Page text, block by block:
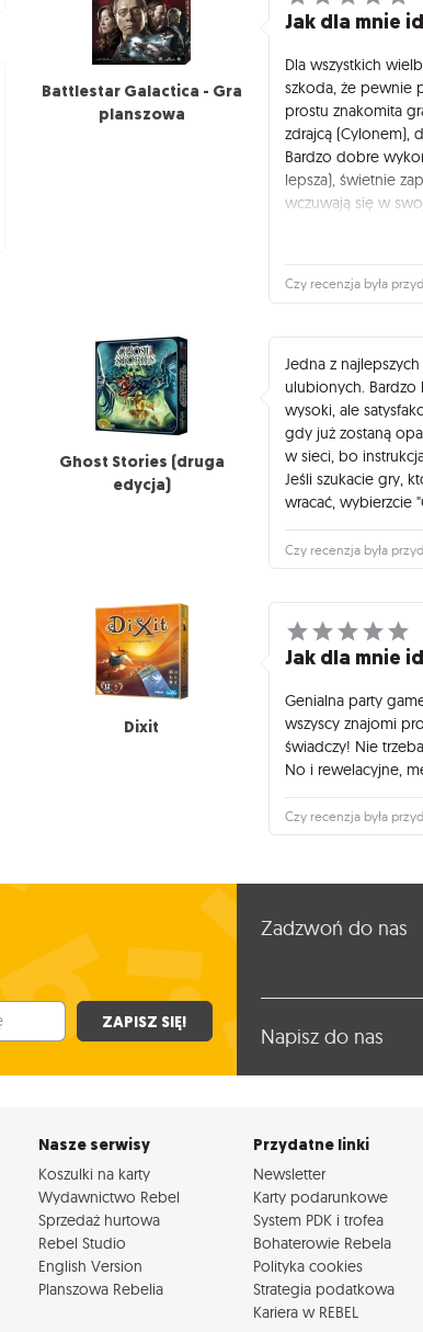
Battlestar Galactica - Gra
planszowa
Jak dla mnie
Dla wszystkich
szkoda, że pewnie
prostu znakomita
zdrajcą (Cylonem),
Bardzo dobre
lepsza), świetnie
wczuwają się w
nie jest zdrajcą
Polecam!
Czy recenzja była
Ghost Stories (druga
edycja)
Jedna z
ulubionych.
wysoki, ale
gdy już zostaną
w sieci, bo
Jeśli szukacie gry,
wracać, wybierzcie
Czy recenzja była
Dixit
Jak dla mnie
Genialna party
wszyscy znajomi
świadczy! Nie
No i rewelacyjne,
Czy recenzja była
ZAPISZ SIĘ!
Zadzwoń do nas
Napisz do nas
Nasze serwisy
Koszulki na karty
Wydawnictwo Rebel
Sprzedaż hurtowa
Rebel Studio
English Version
Planszowa Rebelia
Przydatne linki
Newsletter
Karty podarunkowe
System PDK i trofea
Bohaterowie Rebela
Polityka cookies
Strategia podatkowa
Kariera w REBEL